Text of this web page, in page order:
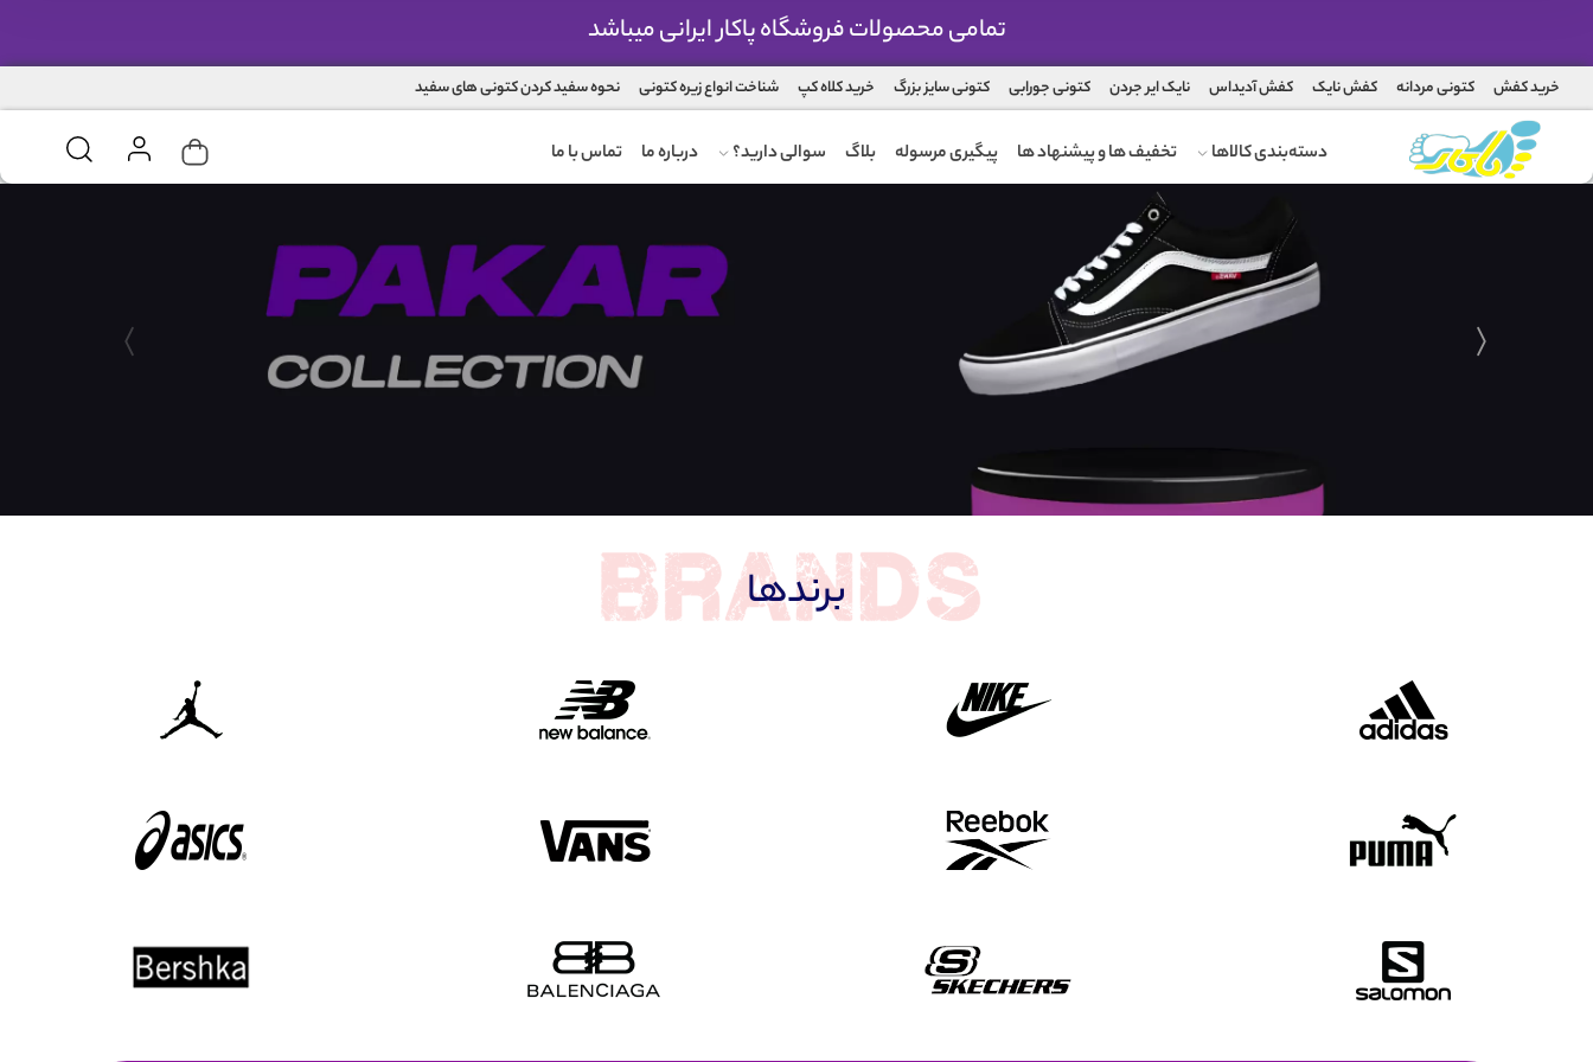
تمامی محصولات فروشگاه پاکار ایرانی میباشد
خرید کفش کتونی مردانه کفش نایک کفش آدیداس نایک ایر جردن کتونی جورابی کتونی سایز بزرگ خرید کلاه کپ شناخت انواع زیره کتونی نحوه سفید کردن کتونی های سفید
دسته‌بندی کالاها تخفیف ها و پیشنهاد ها پیگیری مرسوله بلاگ سوالی دارید؟ درباره ما تماس با ما
برندها